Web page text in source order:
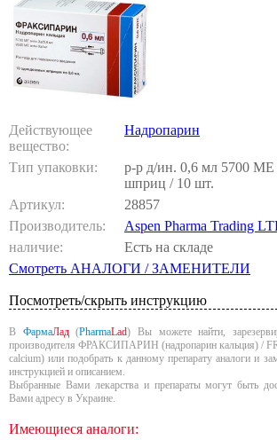
Действующее
вещество:
Надропарин
Тип упаковки:
р-р д/ин. 0,6 мл 5700 МЕ
шприц / 10 шт.
Артикул:
28857
Производитель:
Aspen Pharma Trading
наличие:
Есть на складе
Смотреть АНАЛОГИ / ЗАМЕНИТЕЛИ
Посмотреть/скрыть инструкцию
В ФармаЛад(PharmaLad) Вы можете найти,
производителя ФРАКСИПАРИН (надропарин кальция) /
calcium) или подобрать к данному препарату аналоги и
инструкцией и описанием.
Выбранные Вами лекарства и препараты могут быть
Вами адресу в Украине.
Имеющиеся аналоги: